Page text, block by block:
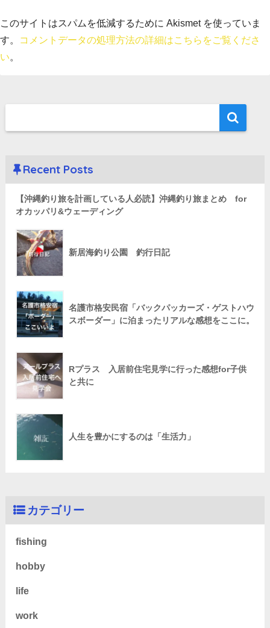
このサイトはスパムを低減するために Akismet を使っていま
す。
コメントデータの処理方法の詳細はこちらをご覧くださ
い。
Recent Posts
【沖縄釣り旅を計画している人必読】沖縄釣り旅まとめ for
オカッパリ&ウェーディング
新居海釣り公園 釣行日記
名護市格安民宿「バックパッカーズ・ゲストハウ
スボーダー」に泊まったリアルな感想をここに。
Rプラス 入居前住宅見学に行った感想for子供
と共に
人生を豊かにするのは「生活力」
カテゴリー
fishing
hobby
life
work